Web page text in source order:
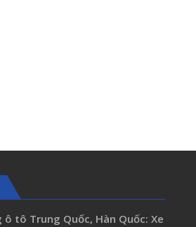
ô tô Trung Quốc, Hàn Quốc: Xe